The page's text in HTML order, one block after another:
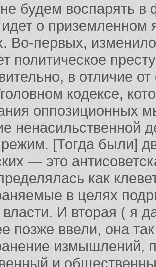
будем воспарять
идет о приземленном
Во-первых,
политическое
в отличие от
кодексе,
оппозиционных
ненасильственной
режим. [Тогда были]
— это
как
в целях
власти. И вторая ( я
позже ввели, она
измышлений,
и